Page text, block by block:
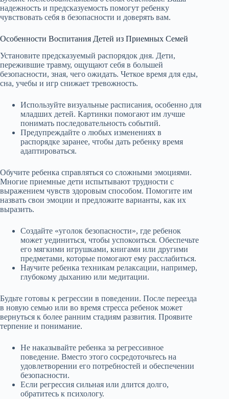
надежность и предсказуемость помогут ребенку
чувствовать себя в безопасности и доверять вам.
Особенности Воспитания Детей из Приемных Семей
Установите предсказуемый распорядок дня. Дети,
пережившие травму, ощущают себя в большей
безопасности, зная, чего ожидать. Четкое время для еды,
сна, учебы и игр снижает тревожность.
Используйте визуальные расписания, особенно для
младших детей. Картинки помогают им лучше
понимать последовательность событий.
Предупреждайте о любых изменениях в
распорядке заранее, чтобы дать ребенку время
адаптироваться.
Обучите ребенка справляться со сложными эмоциями.
Многие приемные дети испытывают трудности с
выражением чувств здоровым способом. Помогите им
назвать свои эмоции и предложите варианты, как их
выразить.
Создайте «уголок безопасности», где ребенок
может уединиться, чтобы успокоиться. Обеспечьте
его мягкими игрушками, книгами или другими
предметами, которые помогают ему расслабиться.
Научите ребенка техникам релаксации, например,
глубокому дыханию или медитации.
Будьте готовы к регрессии в поведении. После переезда
в новую семью или во время стресса ребенок может
вернуться к более ранним стадиям развития. Проявите
терпение и понимание.
Не наказывайте ребенка за регрессивное
поведение. Вместо этого сосредоточьтесь на
удовлетворении его потребностей и обеспечении
безопасности.
Если регрессия сильная или длится долго,
обратитесь к психологу.